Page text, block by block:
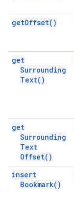
getOffset( )
get
Surrounding
Text( )
get
Surrounding
Text
Offset( )
insert
Bookmark( )